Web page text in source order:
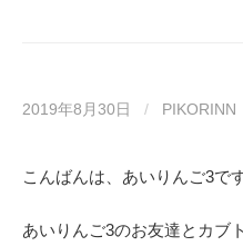
2019年8月30日 / PIKORINN
こんばんは、あいりんご3で
あいりんご3のお友達とカブ